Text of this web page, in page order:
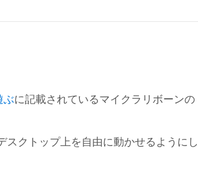
ぶに記載されているマイクラリボーンの
スクトップ上を自由に動かせるようにし